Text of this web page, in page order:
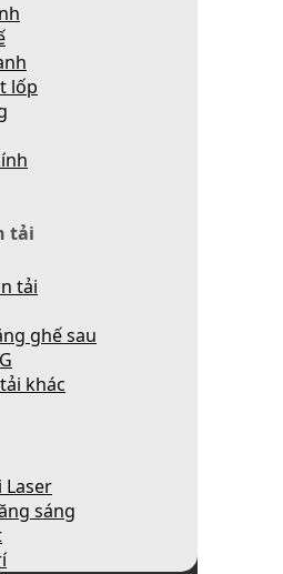
lốp
tải
tải
ghế sau
khác
Laser
sáng